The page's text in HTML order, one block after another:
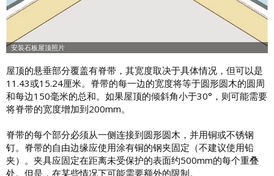
屋顶的悬垂部分覆盖有脊带，其宽度取决于具体情况，但可以是
11.43或15.24厘米。脊带的每一边的宽度将等于圆形圆木的圆周
和每边150毫米的总和。如果屋顶的倾斜角小于30°，则可能需要
将脊带的宽度增加到200mm。
脊带的每个部分必须从一侧连接到圆形圆木，并用铜或不锈钢
钉。脊带的自由边缘应使用涂有铜的钢夹固定（不建议使用铅
夹）。夹具应固定在距离未受保护的表面约500mm的每个重叠
处。但是，在某些情况下可能需要额外的限制。